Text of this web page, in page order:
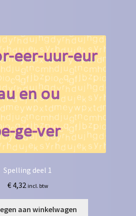
Spelling deel 1
€4,32 incl. btw
aan winkelwagen